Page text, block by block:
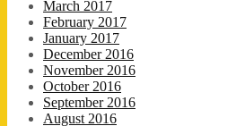
March 2017
February 2017
January 2017
December 2016
November 2016
October 2016
September 2016
August 2016